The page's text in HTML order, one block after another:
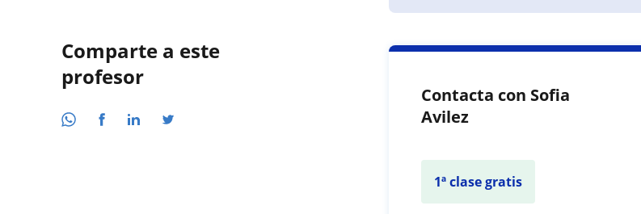
Comparte a este
profesor
Contacta con Sofia
Avilez
1ª clase gratis